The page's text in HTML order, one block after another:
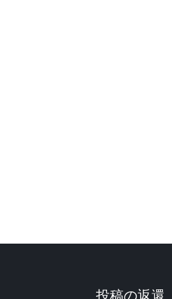
投稿の返還